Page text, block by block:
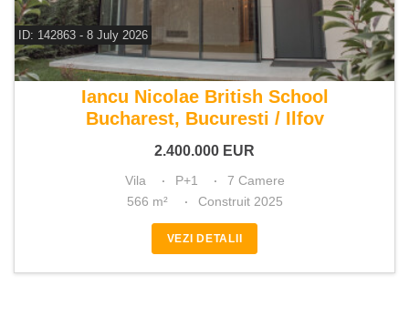
ID: 142863 - 8 July 2026
De vanzare vila 7 camere
Iancu Nicolae British School
Bucharest, Bucuresti / Ilfov
2.400.000 EUR
Vila P+1
7 Camere
566 m²
Construit 2025
VEZI DETALII